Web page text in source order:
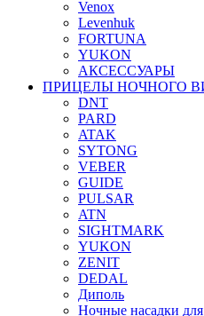
Venox
Levenhuk
FORTUNA
YUKON
АКСЕССУАРЫ
ПРИЦЕЛЫ НОЧНОГО
DNT
PARD
ATAK
SYTONG
VEBER
GUIDE
PULSAR
ATN
SIGHTMARK
YUKON
ZENIT
DEDAL
Диполь
Ночные насадки